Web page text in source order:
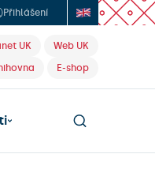
Přihlášení
UK
Web UK
E-shop